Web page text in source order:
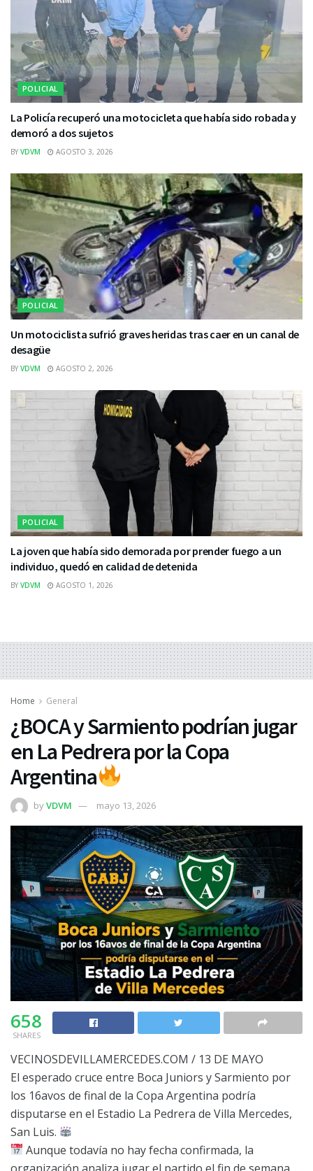
POLICIAL
La Policía recuperó una motocicleta que había sido robada y
demoró a dos sujetos
BY VDVM AGOSTO 3, 2026
POLICIAL
Un motociclista sufrió graves heridas tras caer en un canal de
desagüe
BY VDVM AGOSTO 2, 2026
POLICIAL
La joven que había sido demorada por prender fuego a un
individuo, quedó en calidad de detenida
BY VDVM AGOSTO 1, 2026
Home General
¿BOCA y Sarmiento podrían jugar
en La Pedrera por la Copa
Argentina
byVDVM mayo 13, 2026
658
SHARES
VECINOSDEVILLAMERCEDES.COM / 13 DE MAYO
El esperado cruce entre Boca Juniors y Sarmiento por
los 16avos de final de la Copa Argentina podría
disputarse en el Estadio La Pedrera de Villa Mercedes,
San Luis.
Aunque todavía no hay fecha confirmada, la